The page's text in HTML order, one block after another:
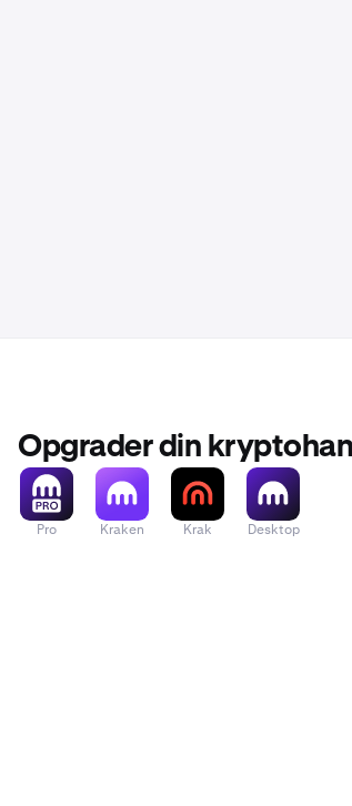
Opgrader din
Pro Kraken Krak Desktop